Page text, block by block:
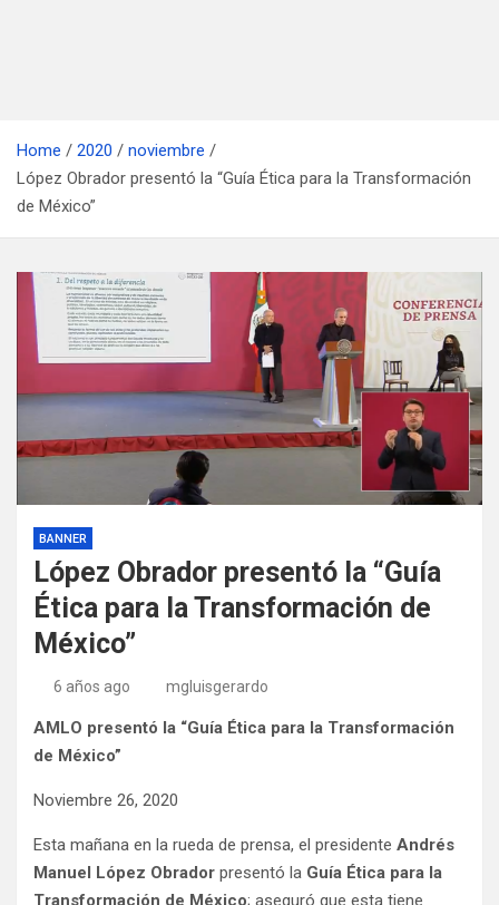
Home 2020
noviembre
López Obrador presentó la “Guía Ética para la Transformación
de México”
BANNER
López Obrador presentó la “Guía
Ética para la Transformación de
México”
6 años ago mgluisgerardo
AMLO presentó la “Guía Ética para la Transformación
de México”
Noviembre 26, 2020
Esta mañana en la rueda de prensa, el presidente Andrés
Manuel López Obrador presentó la Guía Ética para la
Transformación de México; aseguró que esta tiene